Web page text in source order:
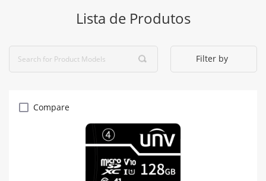
Lista de Produtos
Filter by
Compare